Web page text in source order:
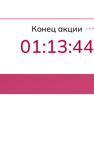
Конец акции
01:13:42